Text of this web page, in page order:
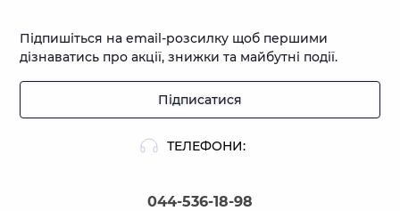
ТЕЛЕФОНИ:
044-536-18-98
Підпишіться на email-розсилку щоб першими
дізнаватись про акції, знижки та майбутні події.
Підписатися